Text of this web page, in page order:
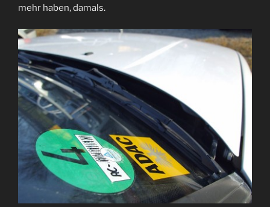
mehr haben, damals.